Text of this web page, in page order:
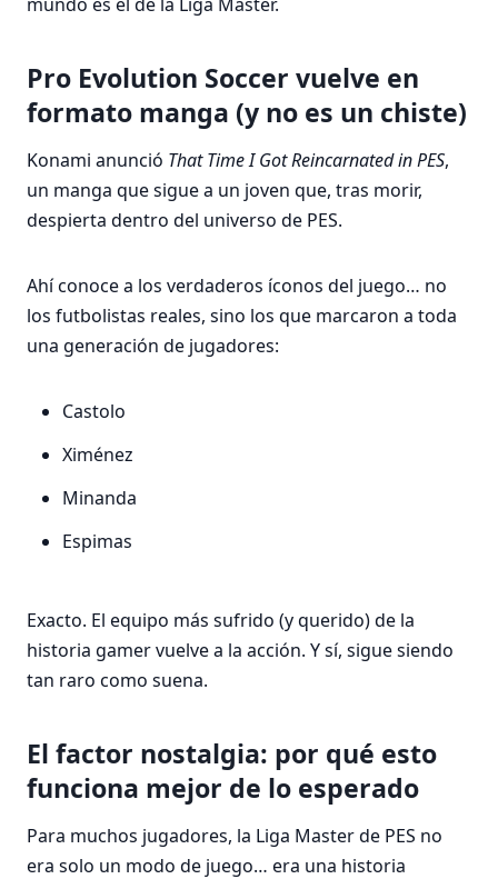
Pro Evolution Soccer vuelve en
formato manga (y no es un chiste)
Konami anunció That Time I Got Reincarnated in PES,
un manga que sigue a un joven que, tras morir,
despierta dentro del universo de PES.
Ahí conoce a los verdaderos íconos del juego… no
los futbolistas reales, sino los que marcaron a toda
una generación de jugadores:
Castolo
Ximénez
Minanda
Espimas
Exacto. El equipo más sufrido (y querido) de la
historia gamer vuelve a la acción. Y sí, sigue siendo
tan raro como suena.
El factor nostalgia: por qué esto
funciona mejor de lo esperado
Para muchos jugadores, la Liga Master de PES no
era solo un modo de juego… era una historia